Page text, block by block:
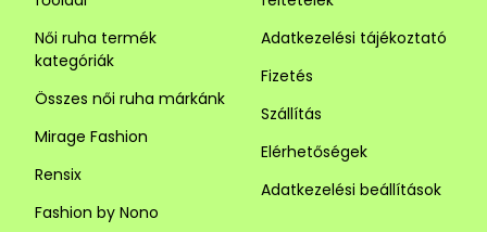
Női ruha termék
kategóriák
Összes női ruha márkánk
Mirage Fashion
Rensix
Fashion by Nono
Adatkezelési tájékoztató
Fizetés
Szállítás
Elérhetőségek
Adatkezelési beállítások